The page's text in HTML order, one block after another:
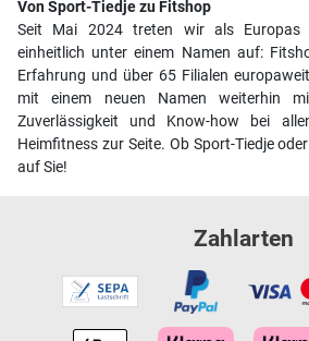
Von Sport-Tiedje zu Fitshop
Seit Mai 2024 treten wir als
einheitlich unter einem Namen auf:
Erfahrung und über 65 Filialen
mit einem neuen Namen weiterhin
Zuverlässigkeit und Know-how bei
Heimfitness zur Seite. Ob Sport-Tiedje
auf Sie!
Zahlarten